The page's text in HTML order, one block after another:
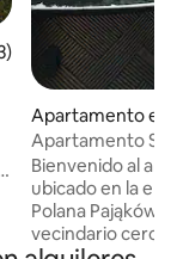
promedio: 5.0 de
Apartamento en
o
Apartamento
Clase Premium
Bienvenido al
ubicado en la
Polana
vecindario cerca de